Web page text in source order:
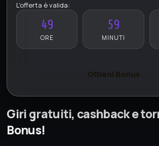
L'offerta è valida:
49
ORE
59
MINUTI
Ottieni Bonus
Giri gratuiti, cashback e
Bonus!